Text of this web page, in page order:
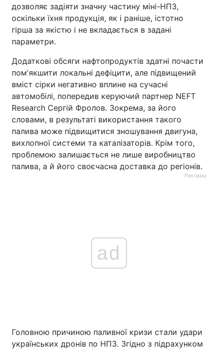
дозволяє задіяти значну частину міні-НПЗ,
оскільки їхня продукція, як і раніше, істотно
гірша за якістю і не вкладається в задані
параметри.
Додаткові обсяги нафтопродуктів здатні почасти
пом'якшити локальні дефіцити, але підвищений
вміст сірки негативно вплине на сучасні
автомобілі, попередив керуючий партнер NEFT
Research Сергій Фролов. Зокрема, за його
словами, в результаті використання такого
палива може підвищитися зношування двигуна,
вихлопної системи та каталізаторів. Крім того,
проблемою залишається не лише виробництво
палива, а й його своєчасна доставка до регіонів.
Реклама
ad
Головною причиною паливної кризи стали удари
українських дронів по НПЗ. Згідно з підрахунком